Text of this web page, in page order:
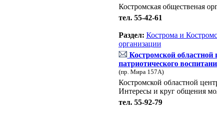
Костромская общественая
тел. 55-42-61
Раздел: Кострома и
организации
Костромской областной
патриотического
(пр. Мира 157А)
Костромской областной
Интересы и круг общения
тел. 55-92-79